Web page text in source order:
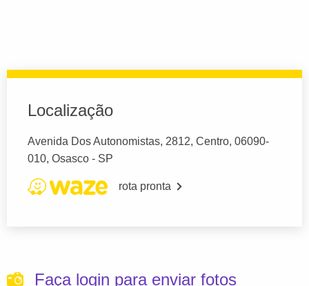
Localização
Avenida Dos Autonomistas, 2812, Centro, 06090-
010, Osasco - SP
rota pronta
Faça login para enviar fotos